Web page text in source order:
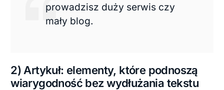
prowadzisz duży serwis czy
mały blog.
2) Artykuł: elementy, które podnoszą
wiarygodność bez wydłużania tekstu